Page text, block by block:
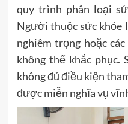
quy trình phân loại
Người thuộc sức khỏe
nghiêm trọng hoặc
không thể khắc phục.
không đủ điều kiện
được miễn nghĩa vụ